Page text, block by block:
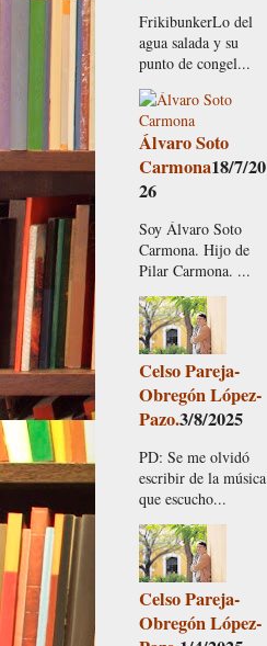
FrikibunkerLo del
agua salada y su
punto de congel...
Álvaro Soto
Carmona18/7/20
26
Soy Álvaro Soto
Carmona. Hijo de
Pilar Carmona. ...
Celso Pareja-
Obregón López-
Pazo.3/8/2025
PD: Se me olvidó
escribir de la música
que escucho...
Celso Pareja-
Obregón López-